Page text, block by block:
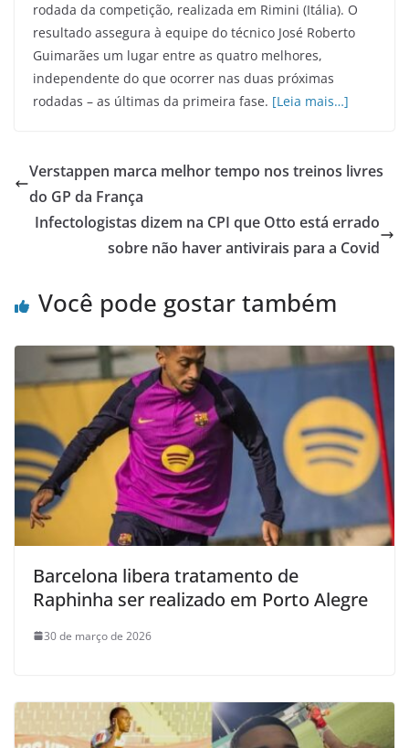
rodada da competição, realizada em Rimini (Itália). O
resultado assegura à equipe do técnico José Roberto
Guimarães um lugar entre as quatro melhores,
independente do que ocorrer nas duas próximas
rodadas – as últimas da primeira fase. [Leia mais…]
Verstappen marca melhor tempo nos treinos livres
do GP da França
Infectologistas dizem na CPI que Otto está errado
sobre não haver antivirais para a Covid
Você pode gostar também
Barcelona libera tratamento de
Raphinha ser realizado em Porto Alegre
30 de março de 2026